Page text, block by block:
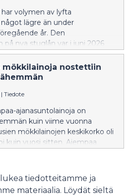
volymen av lyfta
lägre än under
år. Den
nya stuglån var i juni 2026
En större andel av de nya
bundna till tre eller sex
mökkilainoja nostettiin
| Tiedote
ajanasuntolainoja on
kuin viime vuonna
mökkilainojen keskikorko oli
kuin vuosi sitten. Aiempaa
tiedotteitamme ja
materiaalia. Löydät sieltä